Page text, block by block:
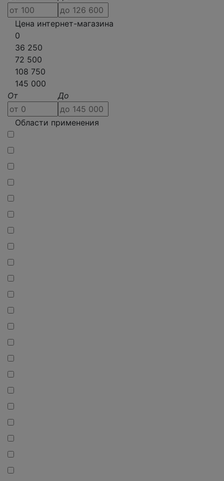
Цена интернет-магазина
0
36 250
72 500
108 750
145 000
От
До
Области применения